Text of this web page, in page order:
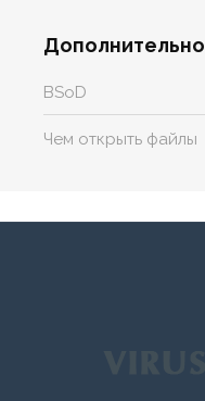
Дополнительно
BSoD
Чем открыть файлы